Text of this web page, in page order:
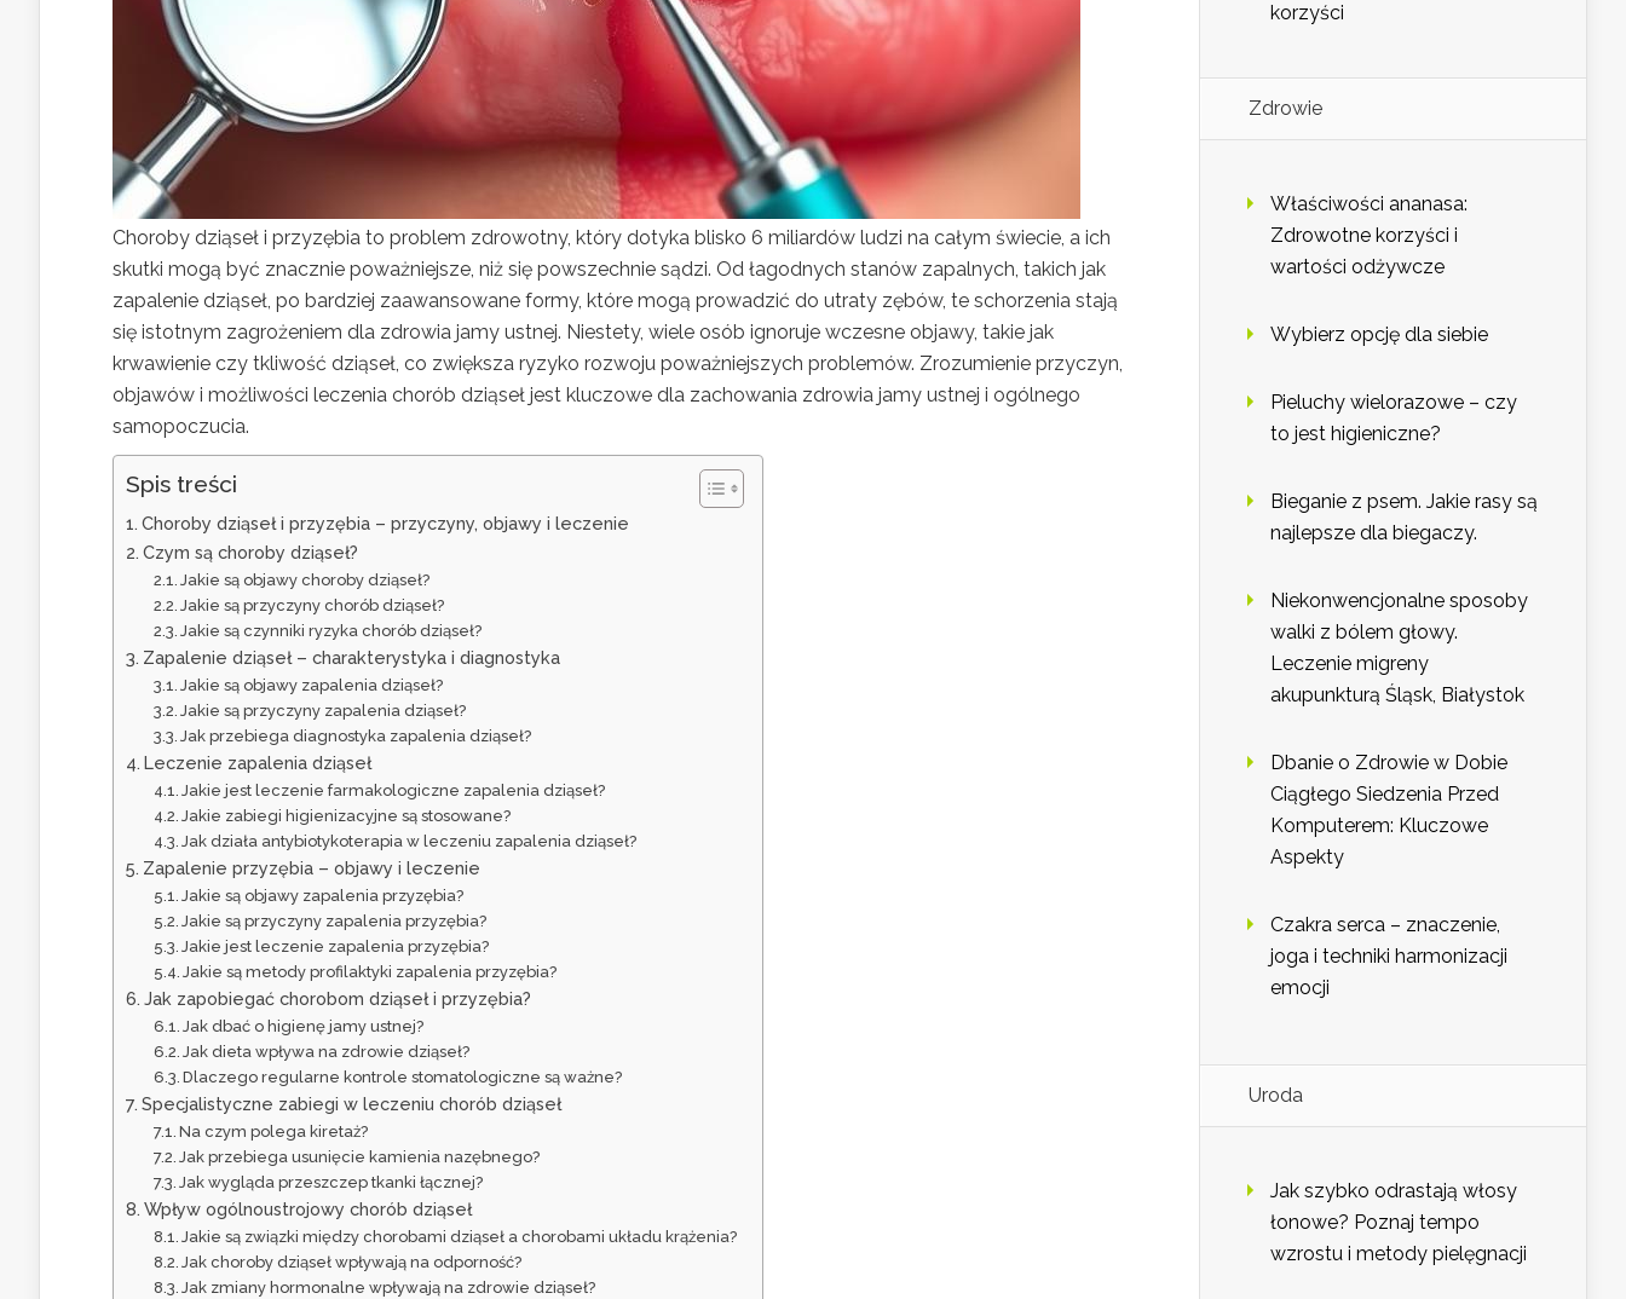
Choroby dziąseł i przyzębia to problem zdrowotny, który dotyka blisko 6 miliardów ludzi na całym świecie, a ich
skutki mogą być znacznie poważniejsze, niż się powszechnie sądzi. Od łagodnych stanów zapalnych, takich jak
zapalenie dziąseł, po bardziej zaawansowane formy, które mogą prowadzić do utraty zębów, te schorzenia stają
się istotnym zagrożeniem dla zdrowia jamy ustnej. Niestety, wiele osób ignoruje wczesne objawy, takie jak
krwawienie czy tkliwość dziąseł, co zwiększa ryzyko rozwoju poważniejszych problemów. Zrozumienie przyczyn,
objawów i możliwości leczenia chorób dziąseł jest kluczowe dla zachowania zdrowia jamy ustnej i ogólnego
samopoczucia.
Spis treści
Choroby dziąseł i przyzębia – przyczyny, objawy i leczenie
Czym są choroby dziąseł?
Jakie są objawy choroby dziąseł?
Jakie są przyczyny chorób dziąseł?
Jakie są czynniki ryzyka chorób dziąseł?
Zapalenie dziąseł – charakterystyka i diagnostyka
Jakie są objawy zapalenia dziąseł?
Jakie są przyczyny zapalenia dziąseł?
Jak przebiega diagnostyka zapalenia dziąseł?
Leczenie zapalenia dziąseł
Jakie jest leczenie farmakologiczne zapalenia dziąseł?
Jakie zabiegi higienizacyjne są stosowane?
Jak działa antybiotykoterapia w leczeniu zapalenia dziąseł?
Zapalenie przyzębia – objawy i leczenie
Jakie są objawy zapalenia przyzębia?
Jakie są przyczyny zapalenia przyzębia?
Jakie jest leczenie zapalenia przyzębia?
Jakie są metody profilaktyki zapalenia przyzębia?
Jak zapobiegać chorobom dziąseł i przyzębia?
Jak dbać o higienę jamy ustnej?
Jak dieta wpływa na zdrowie dziąseł?
Dlaczego regularne kontrole stomatologiczne są ważne?
Specjalistyczne zabiegi w leczeniu chorób dziąseł
Na czym polega kiretaż?
Jak przebiega usunięcie kamienia nazębnego?
Jak wygląda przeszczep tkanki łącznej?
Wpływ ogólnoustrojowy chorób dziąseł
Jakie są związki między chorobami dziąseł a chorobami układu krążenia?
Jak choroby dziąseł wpływają na odporność?
Jak zmiany hormonalne wpływają na zdrowie dziąseł?
korzyści
Zdrowie
Właściwości ananasa:
Zdrowotne korzyści i
wartości odżywcze
Wybierz opcję dla siebie
Pieluchy wielorazowe – czy
to jest higieniczne?
Bieganie z psem. Jakie rasy są
najlepsze dla biegaczy.
Niekonwencjonalne sposoby
walki z bólem głowy.
Leczenie migreny
akupunkturą Śląsk, Białystok
Dbanie o Zdrowie w Dobie
Ciągłego Siedzenia Przed
Komputerem: Kluczowe
Aspekty
Czakra serca – znaczenie,
joga i techniki harmonizacji
emocji
Uroda
Jak szybko odrastają włosy
łonowe? Poznaj tempo
wzrostu i metody pielęgnacji